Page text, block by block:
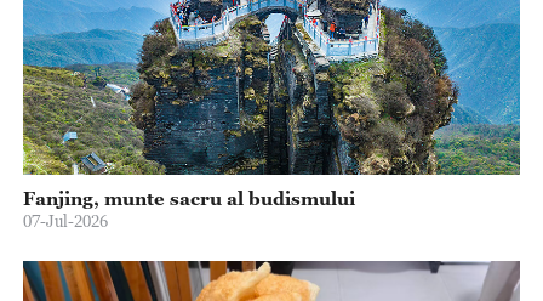
Fanjing, munte sacru al budismului
07-Jul-2026